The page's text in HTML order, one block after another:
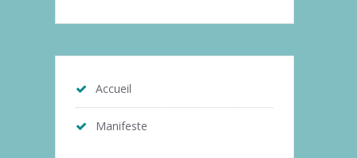
Accueil
Manifeste